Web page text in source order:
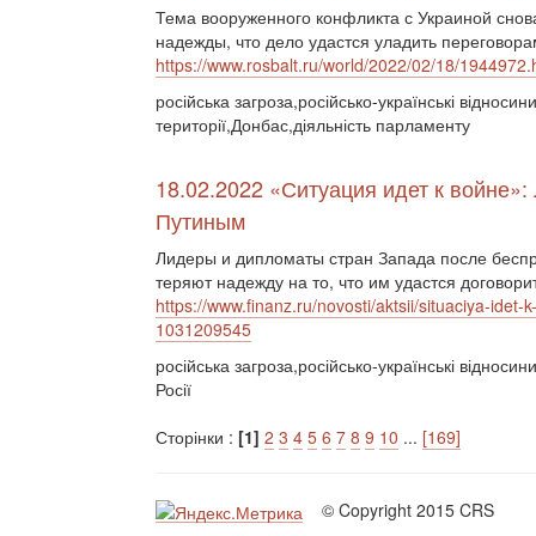
Тема вооруженного конфликта с Украиной
надежды, что дело удастся уладить
https://www.rosbalt.ru/world/2022/02/18/
російська загроза,російсько-українські
території,Донбас,діяльність парламенту
18.02.2022 «Ситуация идет к
Путиным
Лидеры и дипломаты стран Запада после
теряют надежду на то, что им удастся
https://www.finanz.ru/novosti/aktsii/situaciya-
1031209545
російська загроза,російсько-українські
Росії
Сторінки : [1] 2 3 4 5 6 7 8 9 10 ... [169]
© Copyright 2015 CRS